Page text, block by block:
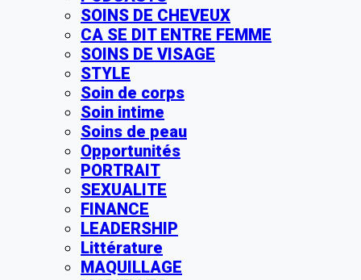
SOINS DE CHEVEUX
CA SE DIT ENTRE FEMME
SOINS DE VISAGE
STYLE
Soin de corps
Soin intime
Soins de peau
Opportunités
PORTRAIT
SEXUALITE
FINANCE
LEADERSHIP
Littérature
MAQUILLAGE